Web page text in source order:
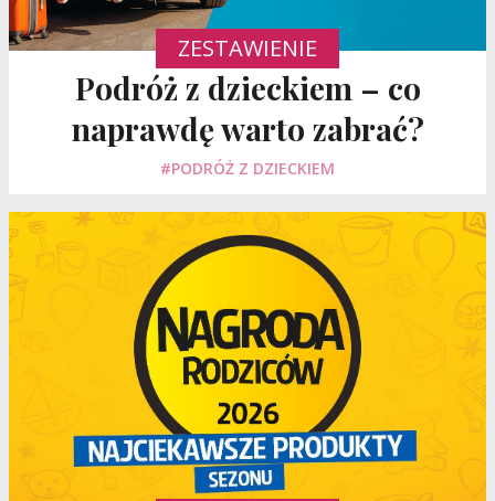
ZESTAWIENIE
Podróż z dzieckiem – co
naprawdę warto zabrać?
#PODRÓŻ Z DZIECKIEM